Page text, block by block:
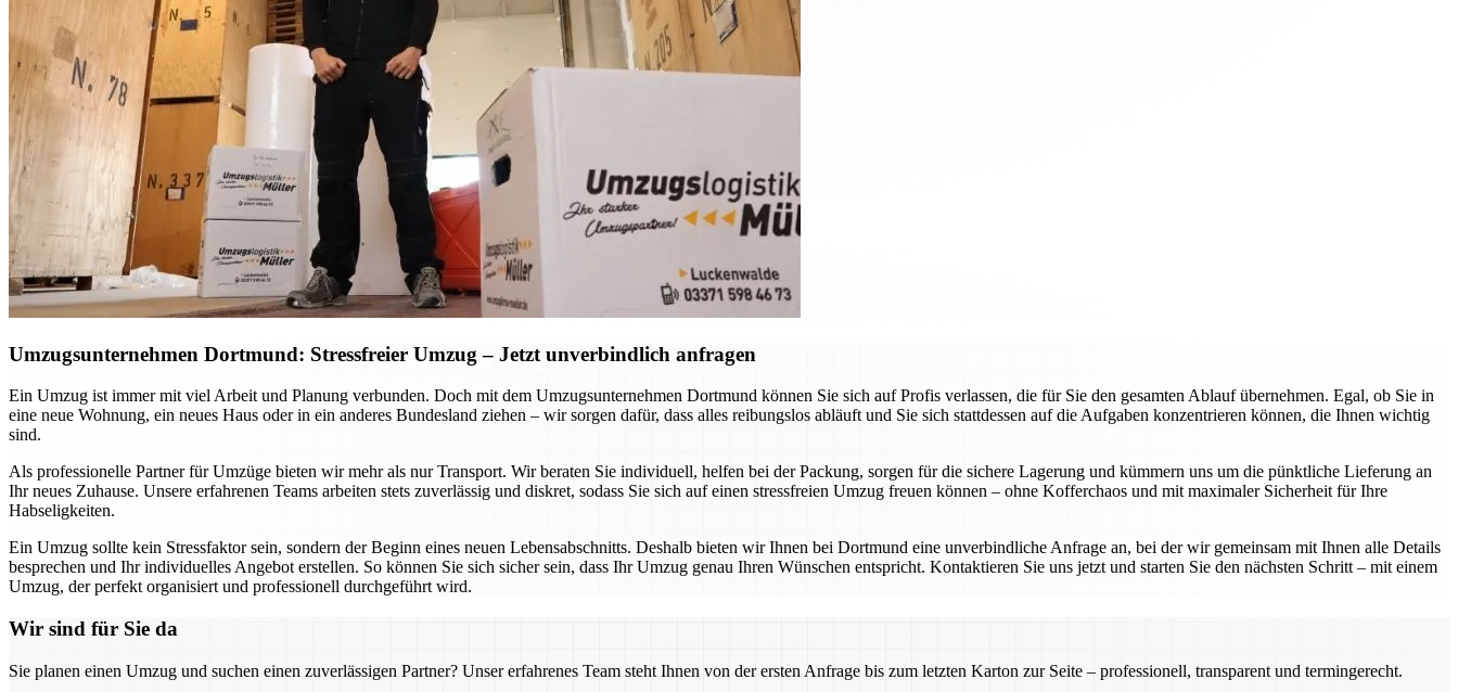
Umzugsunternehmen Dortmund: Stressfreier Umzug – Jetzt unverbindlich anfragen
Ein Umzug ist immer mit viel Arbeit und Planung verbunden. Doch mit dem Umzugsunternehmen Dortmund können Sie sich auf Profis verlassen, die für Sie den gesamten Ablauf übernehmen. Egal, ob Sie in
eine neue Wohnung, ein neues Haus oder in ein anderes Bundesland ziehen – wir sorgen dafür, dass alles reibungslos abläuft und Sie sich stattdessen auf die Aufgaben konzentrieren können, die Ihnen wichtig
sind.
Als professionelle Partner für Umzüge bieten wir mehr als nur Transport. Wir beraten Sie individuell, helfen bei der Packung, sorgen für die sichere Lagerung und kümmern uns um die pünktliche Lieferung an
Ihr neues Zuhause. Unsere erfahrenen Teams arbeiten stets zuverlässig und diskret, sodass Sie sich auf einen stressfreien Umzug freuen können – ohne Kofferchaos und mit maximaler Sicherheit für Ihre
Habseligkeiten.
Ein Umzug sollte kein Stressfaktor sein, sondern der Beginn eines neuen Lebensabschnitts. Deshalb bieten wir Ihnen bei Dortmund eine unverbindliche Anfrage an, bei der wir gemeinsam mit Ihnen alle Details
besprechen und Ihr individuelles Angebot erstellen. So können Sie sich sicher sein, dass Ihr Umzug genau Ihren Wünschen entspricht. Kontaktieren Sie uns jetzt und starten Sie den nächsten Schritt – mit einem
Umzug, der perfekt organisiert und professionell durchgeführt wird.
Wir sind für Sie da
Sie planen einen Umzug und suchen einen zuverlässigen Partner? Unser erfahrenes Team steht Ihnen von der ersten Anfrage bis zum letzten Karton zur Seite – professionell, transparent und termingerecht.